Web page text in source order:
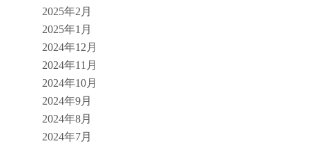
2025年2月
2025年1月
2024年12月
2024年11月
2024年10月
2024年9月
2024年8月
2024年7月